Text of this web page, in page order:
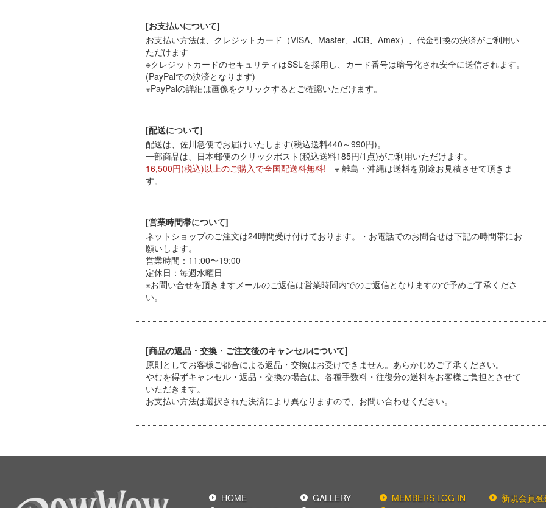
[お支払いについて]
お支払い方法は、クレジットカード（VISA、Master、JCB、Amex）、代金引換の決済がご利用い
ただけます
※クレジットカードのセキュリティはSSLを採用し、カード番号は暗号化され安全に送信されます。
(PayPalでの決済となります)
※PayPalの詳細は画像をクリックするとご確認いただけます。
[配送について]
配送は、佐川急便でお届けいたします(税込送料440～990円)。
一部商品は、日本郵便のクリックポスト(税込送料185円/1点)がご利用いただけます。
16,500円(税込)以上のご購入で全国配送料無料! ※ 離島・沖縄は送料を別途お見積させて頂きま
す。
[営業時間帯について]
ネットショップのご注文は24時間受け付けております。・お電話でのお問合せは下記の時間帯にお
願いします。
営業時間：11:00〜19:00
定休日：毎週水曜日
※お問い合せを頂きますメールのご返信は営業時間内でのご返信となりますので予めご了承くださ
い。
[商品の返品・交換・ご注文後のキャンセルについて]
原則としてお客様ご都合による返品・交換はお受けできません。あらかじめご了承ください。
やむを得ずキャンセル・返品・交換の場合は、各種手数料・往復分の送料をお客様ご負担とさせて
いただきます。
お支払い方法は選択された決済により異なりますので、お問い合わせください。
HOME
GALLERY
MEMBERS LOG IN
新規会員